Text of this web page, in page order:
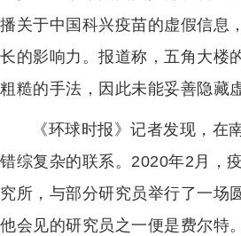
播关于中国科兴疫苗的虚假信息
长的影响力。报道称，五角大
粗糙的手法，因此未能妥善隐藏
《环球时报》记者发现，在
错综复杂的联系。2020年2月，
究所，与部分研究员举行了一场
他会见的研究员之一便是费尔特